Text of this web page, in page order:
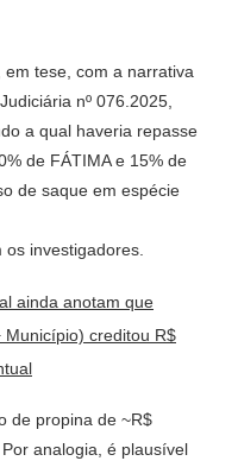
em tese, com a narrativa
nº 076.2025,
a qual haveria repasse
de FÁTIMA e 15% de
de saque em espécie
os investigadores.
ainda anotam que
Município) creditou R$
de propina de ~R$
analogia, é plausível